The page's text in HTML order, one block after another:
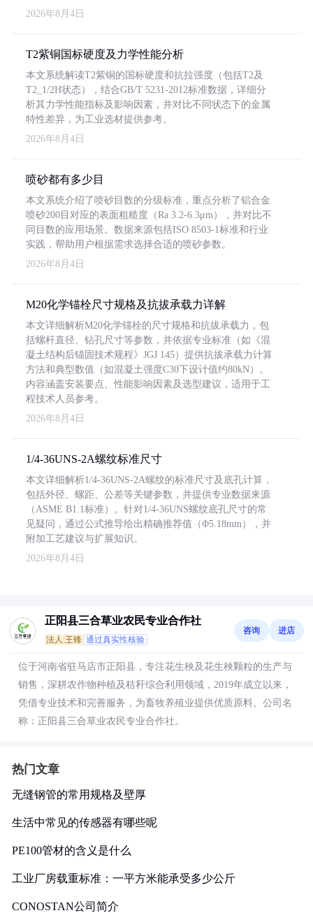
2026年8月4日
T2紫铜国标硬度及力学性能分析
本文系统解读T2紫铜的国标硬度和抗拉强度（包括T2及
T2_1/2H状态），结合GB/T 5231-2012标准数据，详细分
析其力学性能指标及影响因素，并对比不同状态下的金属
特性差异，为工业选材提供参考。
2026年8月4日
喷砂都有多少目
本文系统介绍了喷砂目数的分级标准，重点分析了铝合金
喷砂200目对应的表面粗糙度（Ra 3.2-6.3μm），并对比不
同目数的应用场景。数据来源包括ISO 8503-1标准和行业
实践，帮助用户根据需求选择合适的喷砂参数。
2026年8月4日
M20化学锚栓尺寸规格及抗拔承载力详解
本文详细解析M20化学锚栓的尺寸规格和抗拔承载力，包
括螺杆直径、钻孔尺寸等参数，并依据专业标准（如《混
凝土结构后锚固技术规程》JGJ 145）提供抗拔承载力计算
方法和典型数值（如混凝土强度C30下设计值约80kN）。
内容涵盖安装要点、性能影响因素及选型建议，适用于工
程技术人员参考。
2026年8月4日
1/4-36UNS-2A螺纹标准尺寸
本文详细解析1/4-36UNS-2A螺纹的标准尺寸及底孔计算，
包括外径、螺距、公差等关键参数，并提供专业数据来源
（ASME B1.1标准）。针对1/4-36UNS螺纹底孔尺寸的常
见疑问，通过公式推导给出精确推荐值（Φ5.18mm），并
附加工艺建议与扩展知识。
2026年8月4日
正阳县三合草业农民专业合作社
法人:王锋 通过真实性核验
咨询 进店
位于河南省驻马店市正阳县，专注花生秧及花生秧颗粒的生产与
销售，深耕农作物种植及秸秆综合利用领域，2019年成立以来，
凭借专业技术和完善服务，为畜牧养殖业提供优质原料。公司名
称：正阳县三合草业农民专业合作社。
热门文章
无缝钢管的常用规格及壁厚
生活中常见的传感器有哪些呢
PE100管材的含义是什么
工业厂房载重标准：一平方米能承受多少公斤
CONOSTAN公司简介